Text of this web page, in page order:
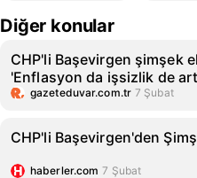
Diğer konular
CHP'li Başevirgen şimşek
'Enflasyon da işsizlik de
Ökkeş Taşkın
gazeteduvar.com.tr 7 Şubat
CHP'li Başevirgen'den
haberler.com 7 Şubat